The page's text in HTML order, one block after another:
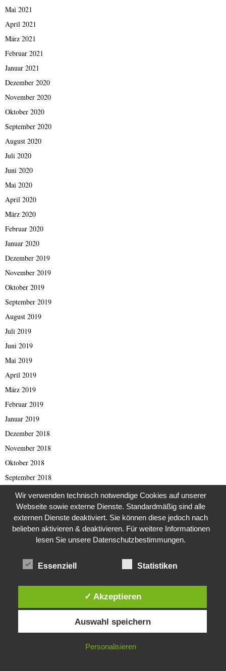
Mai 2021
April 2021
März 2021
Februar 2021
Januar 2021
Dezember 2020
November 2020
Oktober 2020
September 2020
August 2020
Juli 2020
Juni 2020
Mai 2020
April 2020
März 2020
Februar 2020
Januar 2020
Dezember 2019
November 2019
Oktober 2019
September 2019
August 2019
Juli 2019
Juni 2019
Mai 2019
April 2019
März 2019
Februar 2019
Januar 2019
Dezember 2018
November 2018
Oktober 2018
September 2018
August 2018
Juli 2018
Juni 2018
März 2018
Dezember 2017
Diese Website verwendet Cookies. Durch die weitere Nutzung dieser
Website stimmst du der Verwendung von Cookies zu.
IN ORDNUNG
Wir verwenden technisch notwendige Cookies auf unserer
Webseite sowie externe Dienste. Standardmäßig sind alle
externen Dienste deaktiviert. Sie können diese jedoch nach
belieben aktivieren & deaktivieren. Für weitere Informationen
lesen Sie unsere Datenschutzbestimmungen.
Essenziell Statistiken
✓ Akzeptieren
Auswahl speichern
Personalisieren